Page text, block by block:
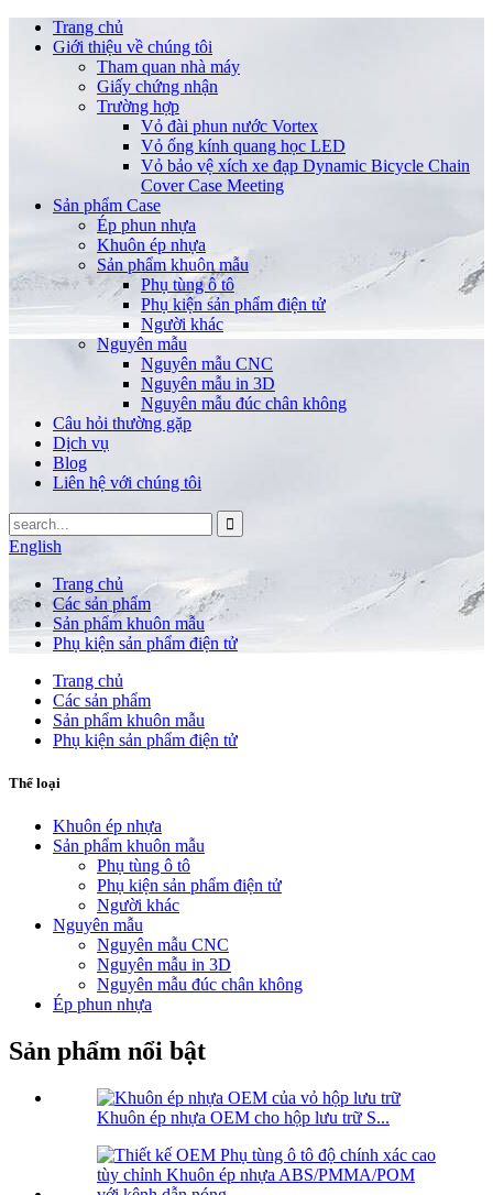
Trang chủ
Giới thiệu về chúng tôi
Tham quan nhà máy
Giấy chứng nhận
Trường hợp
Vỏ đài phun nước Vortex
Vỏ ống kính quang học LED
Vỏ bảo vệ xích xe đạp Dynamic Bicycle Chain
Cover Case Meeting
Sản phẩm Case
Ép phun nhựa
Khuôn ép nhựa
Sản phẩm khuôn mẫu
Phụ tùng ô tô
Phụ kiện sản phẩm điện tử
Người khác
Nguyên mẫu
Nguyên mẫu CNC
Nguyên mẫu in 3D
Nguyên mẫu đúc chân không
Câu hỏi thường gặp
Dịch vụ
Blog
Liên hệ với chúng tôi
English
Trang chủ
Các sản phẩm
Sản phẩm khuôn mẫu
Phụ kiện sản phẩm điện tử
Trang chủ
Các sản phẩm
Sản phẩm khuôn mẫu
Phụ kiện sản phẩm điện tử
Thể loại
Khuôn ép nhựa
Sản phẩm khuôn mẫu
Phụ tùng ô tô
Phụ kiện sản phẩm điện tử
Người khác
Nguyên mẫu
Nguyên mẫu CNC
Nguyên mẫu in 3D
Nguyên mẫu đúc chân không
Ép phun nhựa
Sản phẩm nổi bật
Khuôn ép nhựa OEM cho hộp lưu trữ S...